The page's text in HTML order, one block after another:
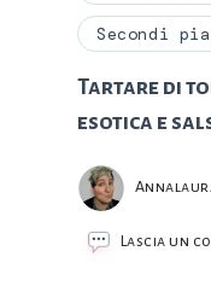
Secondi
Tartare di
esotica e
Lascia un